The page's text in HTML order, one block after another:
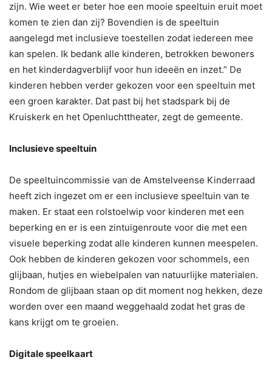
zijn. Wie weet er beter hoe een mooie speeltuin eruit moet
komen te zien dan zij? Bovendien is de speeltuin
aangelegd met inclusieve toestellen zodat iedereen mee
kan spelen. Ik bedank alle kinderen, betrokken bewoners
en het kinderdagverblijf voor hun ideeën en inzet.” De
kinderen hebben verder gekozen voor een speeltuin met
een groen karakter. Dat past bij het stadspark bij de
Kruiskerk en het Openluchttheater, zegt de gemeente.
Inclusieve speeltuin
De speeltuincommissie van de Amstelveense Kinderraad
heeft zich ingezet om er een inclusieve speeltuin van te
maken. Er staat een rolstoelwip voor kinderen met een
beperking en er is een zintuigenroute voor die met een
visuele beperking zodat alle kinderen kunnen meespelen.
Ook hebben de kinderen gekozen voor schommels, een
glijbaan, hutjes en wiebelpalen van natuurlijke materialen.
Rondom de glijbaan staan op dit moment nog hekken, deze
worden over een maand weggehaald zodat het gras de
kans krijgt om te groeien.
Digitale speelkaart